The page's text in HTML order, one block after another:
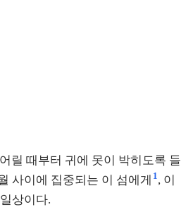
릴 때부터 귀에 못이 박히도록 들
사이에 집중되는 이 섬에게 1, 이
상이다.